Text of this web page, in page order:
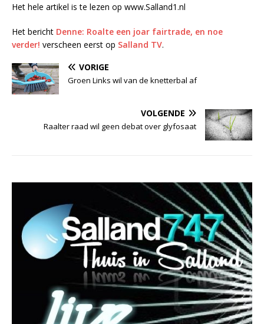
Het hele artikel is te lezen op www.Salland1.nl
Het bericht Denne: Roalte een joar fairtrade, en noe
verder! verscheen eerst op Salland TV.
VORIGE
Groen Links wil van de knetterbal af
VOLGENDE
Raalter raad wil geen debat over glyfosaat